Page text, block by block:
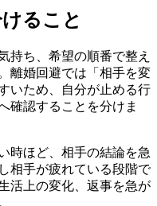
ること
持ち、希望の順番で整え
離婚回避では「相手を変
いため、自分が止める行
確認することを分けま
時ほど、相手の結論を急
相手が疲れている段階で
活上の変化、返事を急が